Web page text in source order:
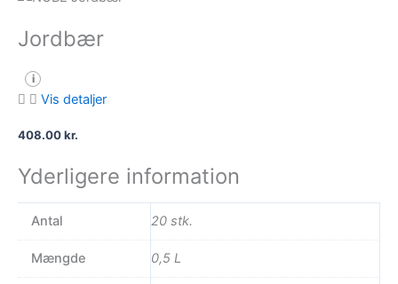
Jordbær
i
Vis detaljer
408.00kr.
Yderligere information
Antal 20 stk.
Mængde 0,5 L